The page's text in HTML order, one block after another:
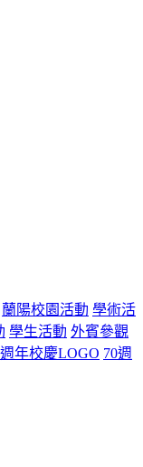
蘭陽校園活動 學術活
學生活動 外賓參觀
年校慶LOGO 70週